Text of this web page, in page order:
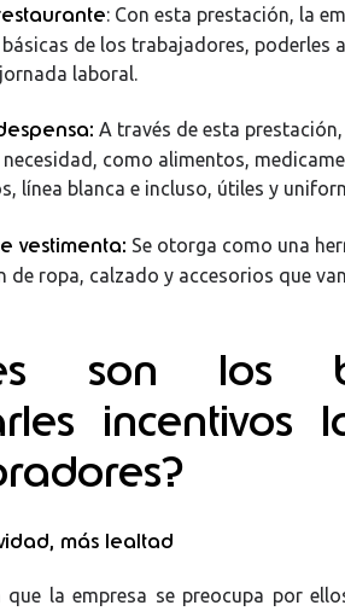
: Con esta prestación, la
de los trabajadores, poderles
laboral.
A través de esta
necesidad, como alimentos,
línea blanca e incluso, útiles y
vestimenta: Se otorga como una
de ropa, calzado y accesorios que
son los
incentivos
más lealtad
que la empresa se preocupa por